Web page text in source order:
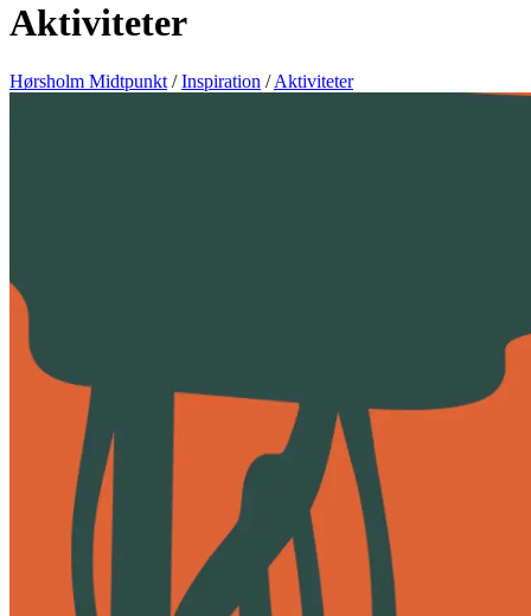
Aktiviteter
Hørsholm Midtpunkt /Inspiration /Aktiviteter